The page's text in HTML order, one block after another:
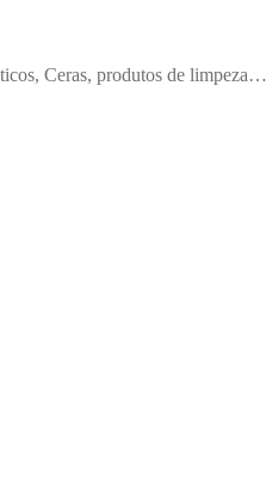
Ceras, produtos de limpeza…